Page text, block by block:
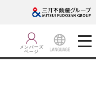
メンバーズ
ページ